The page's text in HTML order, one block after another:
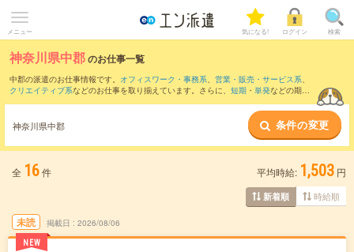
メニュー 気になる! ログイン 検索
神奈川県中郡のお仕事一覧
中郡の派遣のお仕事情報です。 オフィスワーク・事務系、 営業・販売・サービス系、
クリエイティブ系などのお仕事を取り揃えています。さらに、 短期 ・ 単発などの期間
また、平塚市・
など隣接エリアのお仕事もご確認いただ
けます。
神奈川県中郡 条件の変更
全 16件 平均時給: 1,503 円
新着順 時給順
未読
NEW
掲載日 2026/08/06